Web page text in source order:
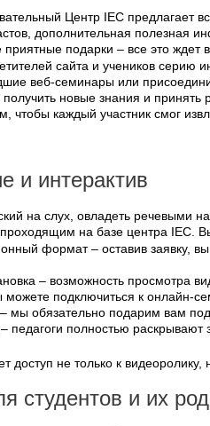
Центр IEC предлагает
дополнительная
подарки – все это ждет
сайта и учеников
веб-семинары или
новые знания и
чтобы каждый участник смог
и интерактив
на слух, овладеть речевыми
на базе центра IEC.
формат – оставив заявку,
– возможность просмотра
можете подключиться к онлайн-
мы обязательно подарим вам
педагоги полностью
доступ не только к
студентов и их